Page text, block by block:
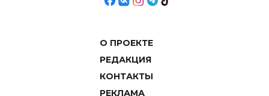
О ПРОЕКТЕ
РЕДАКЦИЯ
КОНТАКТЫ
РЕКЛАМА